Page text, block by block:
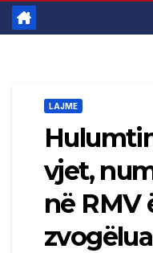
LAJME
vjet,
në RMV